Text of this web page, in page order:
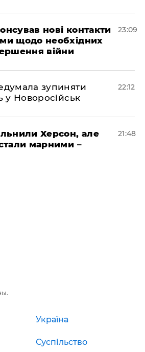
нові контакти
щодо необхідних
війни
23:09
зупиняти
у Новоросійськ
22:12
Херсон, але
марними –
21:48
Україна
Суспільство